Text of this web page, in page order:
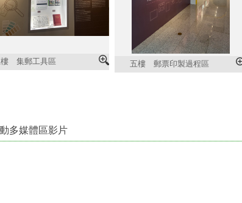
樓 集郵工具區 五樓 郵票印製過程區
多媒體區影片